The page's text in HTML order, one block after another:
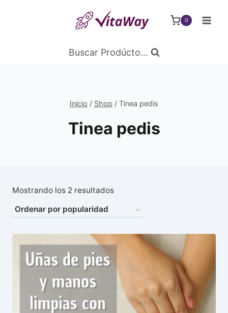
0
Buscar Prodúcto...
Inicio / Shop / Tinea pedis
Tinea pedis
Mostrando los 2 resultadosOrdenado
popularidad